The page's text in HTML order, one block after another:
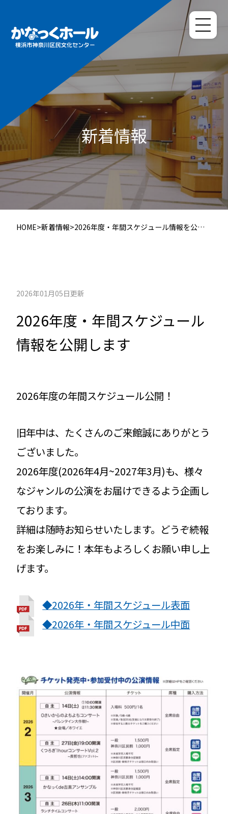
新着情報
HOME>新着情報>2026年度・年間スケジュール情報を公開
2026年01月05日更新
2026年度・年間スケジュール
情報を公開します
2026年度の年間スケジュール公開！
旧年中は、たくさんのご来館誠にありがとう
ございました。
2026年度(2026年4月~2027年3月)も、様々
なジャンルの公演をお届けできるよう企画し
ております。
詳細は随時お知らせいたします。どうぞ続報
をお楽しみに！本年もよろしくお願い申し上
げます。
◆2026年・年間スケジュール表面
◆2026年・年間スケジュール中面